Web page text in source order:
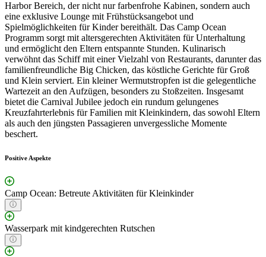
Harbor Bereich, der nicht nur farbenfrohe Kabinen, sondern auch
eine exklusive Lounge mit Frühstücksangebot und
Spielmöglichkeiten für Kinder bereithält. Das Camp Ocean
Programm sorgt mit altersgerechten Aktivitäten für Unterhaltung
und ermöglicht den Eltern entspannte Stunden. Kulinarisch
verwöhnt das Schiff mit einer Vielzahl von Restaurants, darunter das
familienfreundliche Big Chicken, das köstliche Gerichte für Groß
und Klein serviert. Ein kleiner Wermutstropfen ist die gelegentliche
Wartezeit an den Aufzügen, besonders zu Stoßzeiten. Insgesamt
bietet die Carnival Jubilee jedoch ein rundum gelungenes
Kreuzfahrterlebnis für Familien mit Kleinkindern, das sowohl Eltern
als auch den jüngsten Passagieren unvergessliche Momente
beschert.
Positive Aspekte
Camp Ocean: Betreute Aktivitäten für Kleinkinder
Wasserpark mit kindgerechten Rutschen